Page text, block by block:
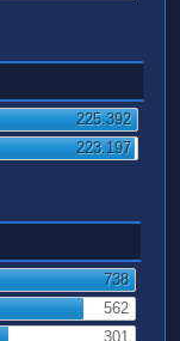
225.392
223.197
738
562
301